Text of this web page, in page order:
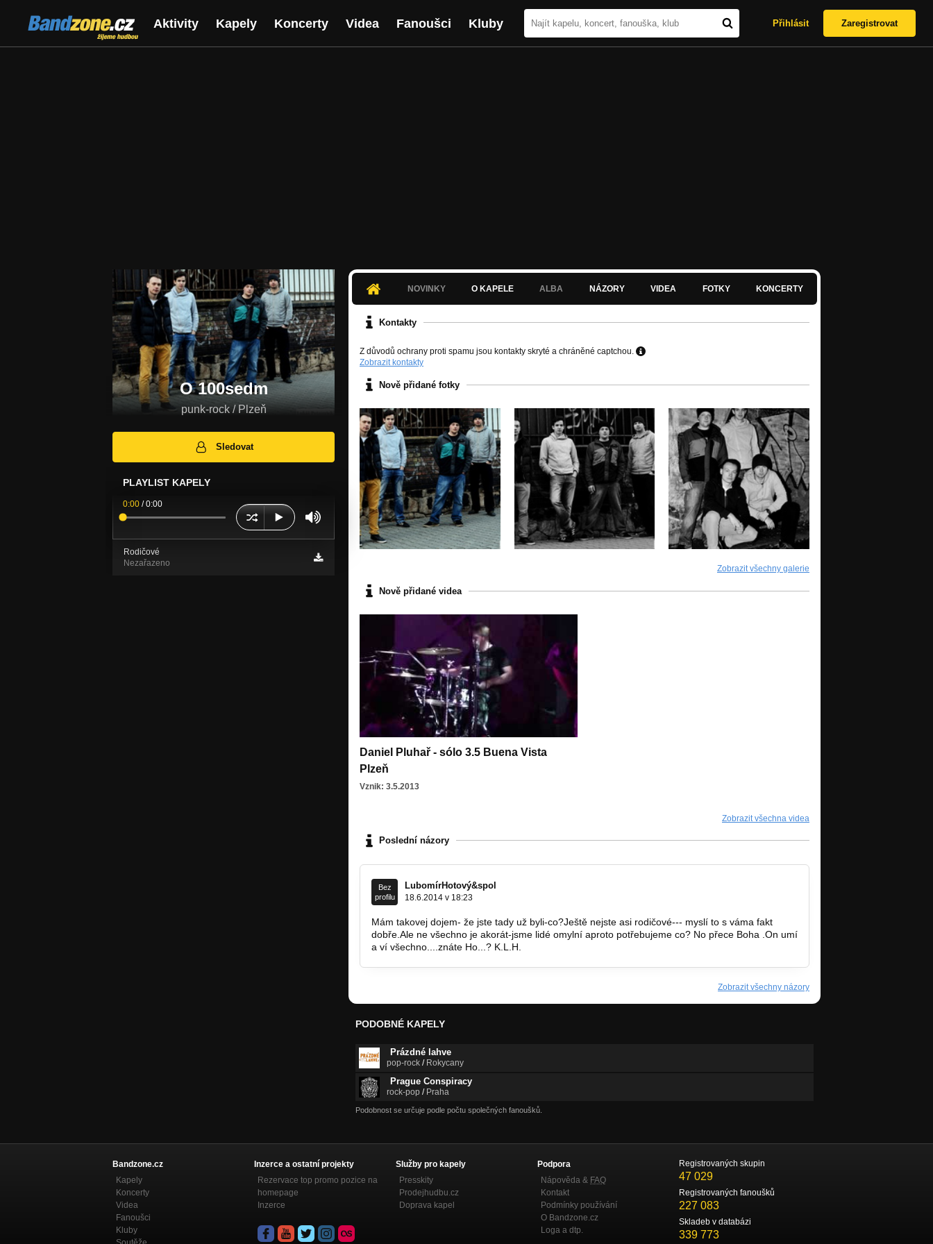
Bandzone.cz
žijeme hudbou
Aktivity Kapely Koncerty Videa Fanoušci Kluby Přihlásit Zaregistrovat
O 100sedm
punk-rock / Plzeň
Sledovat
PLAYLIST KAPELY
0:00 /0:00
Rodičové
Nezařazeno
NOVINKY O KAPELE ALBA NÁZORY VIDEA FOTKY KONCERTY
Kontakty
Z důvodů ochrany proti spamu jsou kontakty skryté a chráněné captchou.
Zobrazit kontakty
Nově přidané fotky
Zobrazit všechny galerie
Nově přidané videa
Daniel Pluhař - sólo 3.5 Buena Vista
Plzeň
Vznik: 3.5.2013
Zobrazit všechna videa
Poslední názory
Bez
profilu
LubomírHotový&spol
18.6.2014 v 18:23
Mám takovej dojem- že jste tady už byli-co?Ještě nejste asi rodičové--- myslí to s váma fakt
dobře.Ale ne všechno je akorát-jsme lidé omylní aproto potřebujeme co? No přece Boha .On umí
a ví všechno....znáte Ho...? K.L.H.
Zobrazit všechny názory
PODOBNÉ KAPELY
Prázdné lahve
pop-rock / Rokycany
Prague Conspiracy
rock-pop / Praha
Podobnost se určuje podle počtu společných fanoušků.
Bandzone.cz
Kapely
Koncerty
Videa
Fanoušci
Kluby
Inzerce a ostatní projekty
Rezervace top promo pozice na
homepage
Inzerce
Služby pro kapely
Presskity
Prodejhudbu.cz
Doprava kapel
Podpora
Nápověda & FAQ
Kontakt
Podmínky používání
O Bandzone.cz
Loga a dtp.
Registrovaných skupin
47 029
Registrovaných fanoušků
227 083
Skladeb v databázi
339 773